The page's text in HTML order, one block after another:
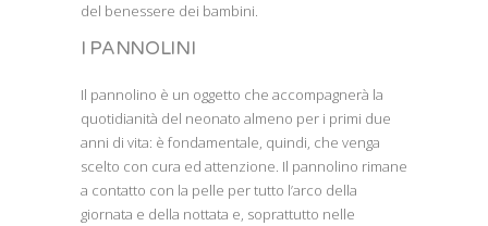
del benessere dei bambini.
I PANNOLINI
Il pannolino è un oggetto che accompagnerà la
quotidianità del neonato almeno per i primi due
anni di vita: è fondamentale, quindi, che venga
scelto con cura ed attenzione. Il pannolino rimane
a contatto con la pelle per tutto l’arco della
giornata e della nottata e, soprattutto nelle